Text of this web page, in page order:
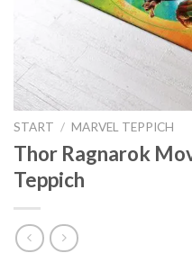
START / MARVEL TEPPICH
Thor Ragnarok
Teppich